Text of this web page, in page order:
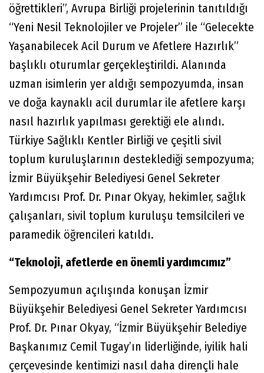
öğrettikleri”, Avrupa Birliği projelerinin tanıtıldığı
“Yeni Nesil Teknolojiler ve Projeler” ile “Gelecekte
Yaşanabilecek Acil Durum ve Afetlere Hazırlık”
başlıklı oturumlar gerçekleştirildi. Alanında
uzman isimlerin yer aldığı sempozyumda, insan
ve doğa kaynaklı acil durumlar ile afetlere karşı
nasıl hazırlık yapılması gerektiği ele alındı.
Türkiye Sağlıklı Kentler Birliği ve çeşitli sivil
toplum kuruluşlarının desteklediği sempozyuma;
İzmir Büyükşehir Belediyesi Genel Sekreter
Yardımcısı Prof. Dr. Pınar Okyay, hekimler, sağlık
çalışanları, sivil toplum kuruluşu temsilcileri ve
paramedik öğrencileri katıldı.
“Teknoloji, afetlerde en önemli yardımcımız”
Sempozyumun açılışında konuşan İzmir
Büyükşehir Belediyesi Genel Sekreter Yardımcısı
Prof. Dr. Pınar Okyay, “İzmir Büyükşehir Belediye
Başkanımız Cemil Tugay’ın liderliğinde, iyilik hali
çerçevesinde kentimizi nasıl daha dirençli hale